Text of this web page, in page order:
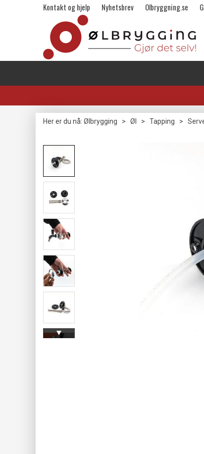
Kontakt og hjelp Nyhetsbrev Olbryggning.se
Her er du nå: Ølbrygging > Øl > Tapping >